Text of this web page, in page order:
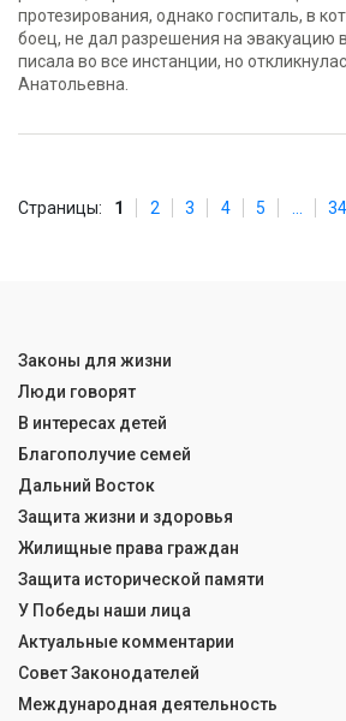
протезирования, однако госпиталь, в
боец, не дал разрешения на эвакуацию
писала во все инстанции, но
Анатольевна.
Страницы: 1 2 3 4 5
Законы для жизни
Люди говорят
В интересах детей
Благополучие семей
Дальний Восток
Защита жизни и здоровья
Жилищные права граждан
Защита исторической памяти
У Победы наши лица
Актуальные комментарии
Совет Законодателей
Международная деятельность